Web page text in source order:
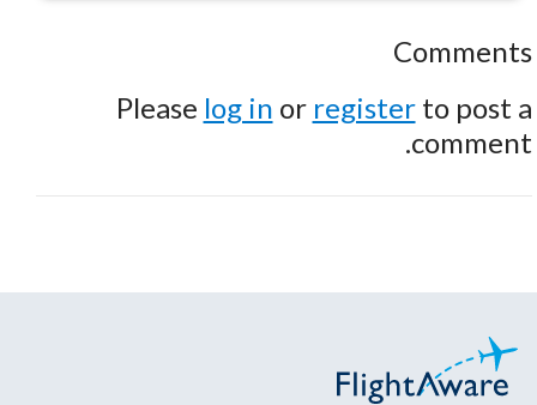
Comments
Please log in or registerto post a
comment.